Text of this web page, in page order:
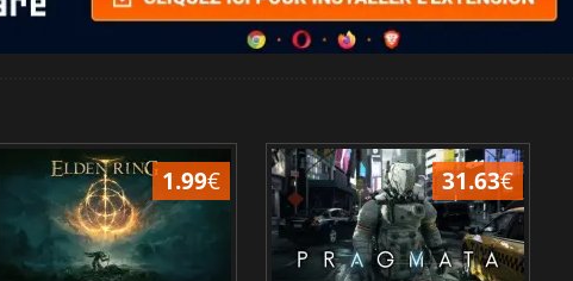
1.99€ 31.63€